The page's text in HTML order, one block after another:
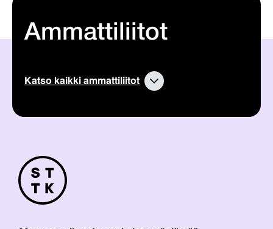
Ammattiliitot
Katso kaikki ammattiliitot